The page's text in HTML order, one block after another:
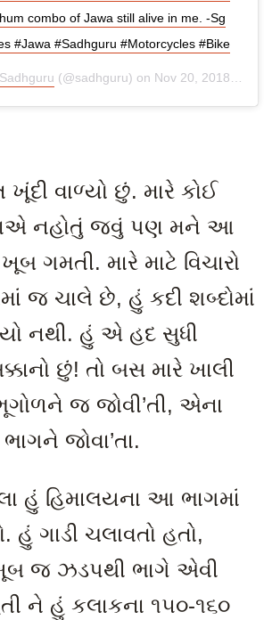
combo of Jawa still alive in me. -Sg
#Jawa #Sadhguru #Motorcycles #Bike
Sadhguru (@sadhguru) on Nov 20, 2018 at 6:40am PST
વાળ્યો છું. મારે કોઈ
નહોતું જવું પણ મને આ
ગમતી. મારે માટે વિચારો
જ ચાલે છે, હું કદી શબ્દોમાં
નથી. હું એ હદ સુધી
છું! તો બસ મારે ખાલી
જ જોવી’તી, એના
ભાગને જોવા’તા.
હું હિમાલયના આ ભાગમાં
હું ગાડી ચલાવતો હતો,
જ ઝડપથી ભાગે એવી
ને હું કલાકના ૧૫૦-૧૬૦